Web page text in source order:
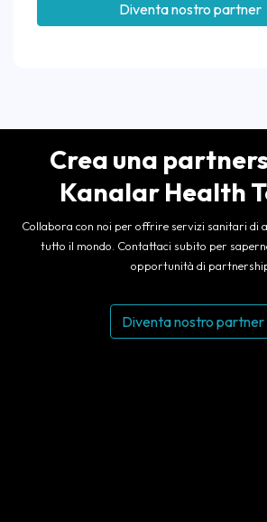
Diventa nostro partner
Crea una
Kanalar Health
Collabora con noi per offrire servizi sanitari di
tutto il mondo. Contattaci subito per
opportunità di
Diventa nostro partner